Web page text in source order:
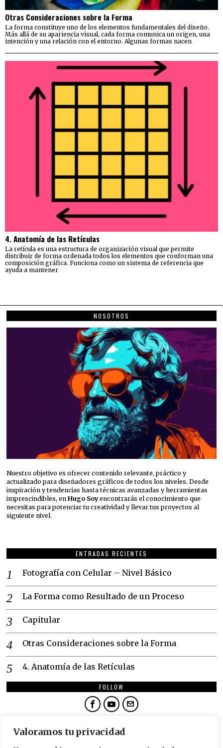
Valoramos tu privacidad
Otras Consideraciones sobre la Forma
La forma constituye uno de los elementos fundamentales del diseño.
Más allá de su apariencia visual, cada forma comunica un origen, una
intención y una relación con el entorno. Algunas formas nacen
4. Anatomía de las Retículas
La retícula es una estructura de organización visual que permite
distribuir de forma ordenada todos los elementos que conforman una
composición gráfica. Funciona como un sistema de referencia que
ayuda a mantener
NOSOTROS
Nuestro objetivo es ofrecer contenido relevante, práctico y
actualizado para diseñadores gráficos de todos los niveles. Desde
inspiración y tendencias hasta técnicas avanzadas y herramientas
imprescindibles, enHugo Soyencontrarás el conocimiento que
necesitas para potenciar tu creatividad y llevar tus proyectos al
siguiente nivel.
ENTRADAS RECIENTES
Fotografía con Celular – Nivel Básico
La Forma como Resultado de un Proceso
Capitular
Otras Consideraciones sobre la Forma
4. Anatomía de las Retículas
FOLLOW
NEWSLETTER